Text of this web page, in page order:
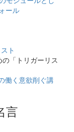
ール
ト
「トリガーリス
働く意欲削ぐ講
言